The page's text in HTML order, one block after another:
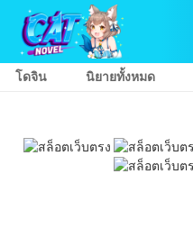
โดจิน นิยายทั้งหมด